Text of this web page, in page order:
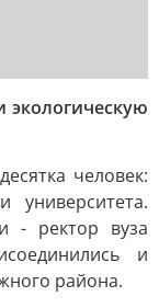
экологическую
человек:
университета.
- ректор вуза
и
района.